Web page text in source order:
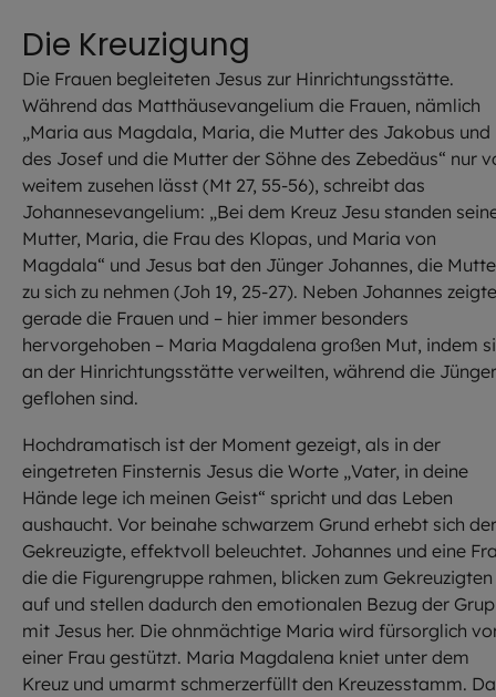
Die Kreuzigung
Die Frauen begleiteten Jesus zur Hinrichtungsstätte.
Während das Matthäusevangelium die Frauen, nämlich
„Maria aus Magdala, Maria, die Mutter des Jakobus und
des Josef und die Mutter der Söhne des Zebedäus“ nur
weitem zusehen lässt (Mt 27, 55-56), schreibt das
Johannesevangelium: „Bei dem Kreuz Jesu standen
Mutter, Maria, die Frau des Klopas, und Maria von
Magdala“ und Jesus bat den Jünger Johannes, die
zu sich zu nehmen (Joh 19, 25-27). Neben Johannes
gerade die Frauen und – hier immer besonders
hervorgehoben – Maria Magdalena großen Mut, indem
an der Hinrichtungsstätte verweilten, während die Jünger
geflohen sind.
Hochdramatisch ist der Moment gezeigt, als in der
eingetreten Finsternis Jesus die Worte „Vater, in deine
Hände lege ich meinen Geist“ spricht und das Leben
aushaucht. Vor beinahe schwarzem Grund erhebt sich der
Gekreuzigte, effektvoll beleuchtet. Johannes und eine
die die Figurengruppe rahmen, blicken zum Gekreuzigten
auf und stellen dadurch den emotionalen Bezug der
mit Jesus her. Die ohnmächtige Maria wird fürsorglich
einer Frau gestützt. Maria Magdalena kniet unter dem
Kreuz und umarmt schmerzerfüllt den Kreuzesstamm.